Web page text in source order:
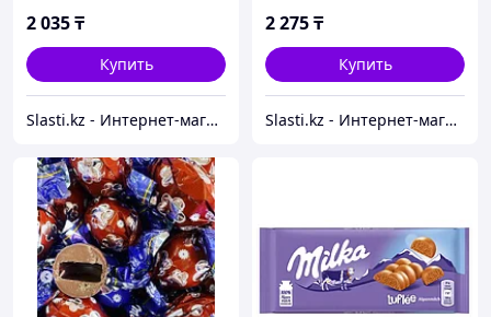
2 035₸
Купить
Slasti.kz - Интернет-магазин сладостей
2 275₸
Купить
Slasti.kz - Интернет-магазин сладостей